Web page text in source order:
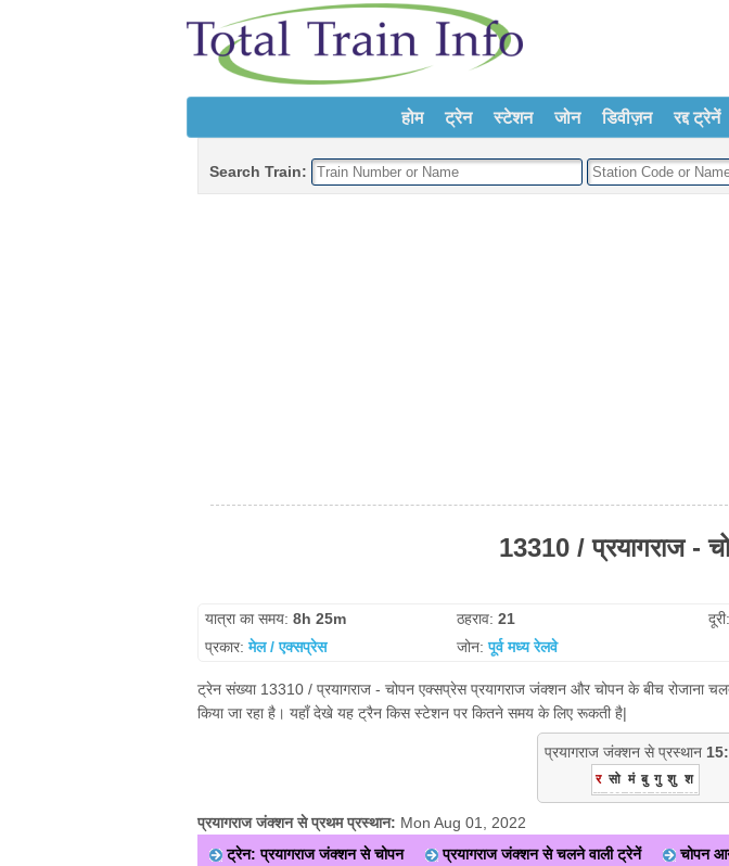
होम ट्रेन स्टेशन जोन डिवीज़न रद्द ट्रेनें
Search Train:
13310 / प्रयागराज -
यात्रा का समय: 8h 25m ठहराव: 21 दूरी:
प्रकार:मेल / एक्सप्रेस जोन:पूर्व मध्य रेलवे
ट्रेन संख्या 13310 / प्रयागराज - चोपन एक्सप्रेस प्रयागराज जंक्शन और चोपन के बीच रोजाना
किया जा रहा है। यहाँ देखे यह ट्रैन किस स्टेशन पर कितने समय के लिए रूकती है|
प्रयागराज जंक्शन से प्रस्थान
र सो मं बु गु शु श
प्रयागराज जंक्शन से प्रथम प्रस्थान: Mon Aug 01, 2022
ट्रेन: प्रयागराज जंक्शन से चोपन
प्रयागराज जंक्शन से चलने वाली ट्रेनें चोपन